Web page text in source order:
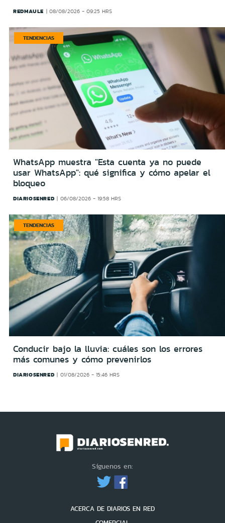
REDMAULE 08/08/2026 - 09:25 HRS
TENDENCIAS
WhatsApp muestra "Esta cuenta ya no puede
usar WhatsApp": qué significa y cómo apelar el
bloqueo
DIARIOSENRED 06/08/2026 - 19:58 HRS
TENDENCIAS
Conducir bajo la lluvia: cuáles son los errores
más comunes y cómo prevenirlos
DIARIOSENRED 01/08/2026 - 15:46 HRS
Síguenos en:
ACERCA DE DIARIOS EN RED